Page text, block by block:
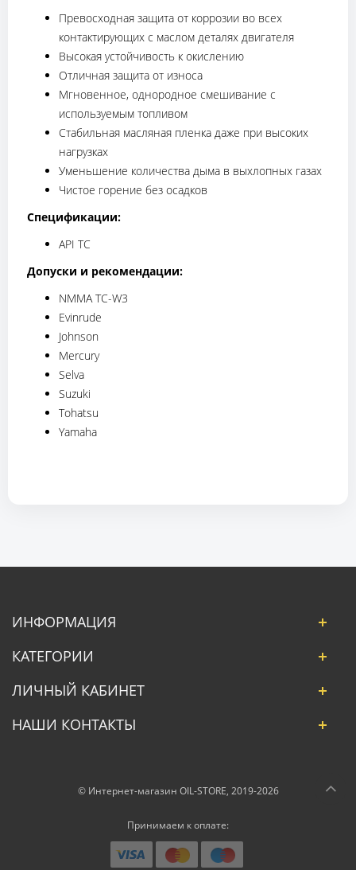
Превосходная защита от коррозии во всех
контактирующих с маслом деталях двигателя
Высокая устойчивость к окислению
Отличная защита от износа
Мгновенное, однородное смешивание с
используемым топливом
Стабильная масляная пленка даже при высоких
нагрузках
Уменьшение количества дыма в выхлопных газах
Чистое горение без осадков
Спецификации:
API TC
Допуски и рекомендации:
NMMA TC-W3
Evinrude
Johnson
Mercury
Selva
Suzuki
Tohatsu
Yamaha
ИНФОРМАЦИЯ
КАТЕГОРИИ
ЛИЧНЫЙ КАБИНЕТ
НАШИ КОНТАКТЫ
© Интернет-магазин OIL-STORE, 2019-2026
Принимаем к оплате: